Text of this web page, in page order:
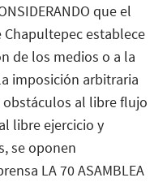
que el
establece
de los medios o a la
imposición arbitraria
al libre flujo
libre ejercicio y
se oponen
LA 70 ASAMBLEA